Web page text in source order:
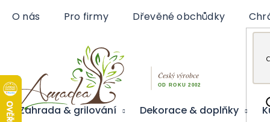
O nás Pro firmy Dřevěné obchůdky
Zahrada & grilování Dekorace & doplňky